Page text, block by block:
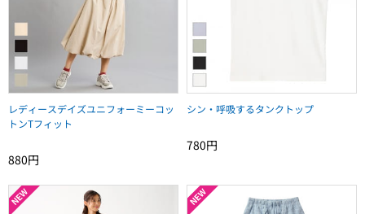
レディースデイズユニフォーミーコッ
トンTフィット
880円
シン・呼吸するタンクトップ
780円